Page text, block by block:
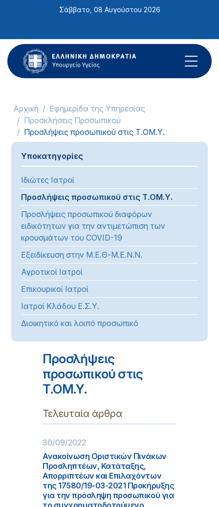
ιστότοπος
περιλαμβάνει
ένα
σύστημα
Σάββατο, 08 Αυγούστου 2026
Αρχική
Εφημερίδα της Υπηρεσίας
Προσκλήσεις Προσωπικού
Προσλήψεις προσωπικού στις Τ.ΟΜ.Υ.
Υποκατηγορίες
Ιδιώτες Ιατροί
Προσλήψεις προσωπικού στις Τ.ΟΜ.Υ.
Προσλήψεις προσωπικού διαφόρων
ειδικότητων για την αντιμετώπιση των
κρουσμάτων του COVID-19
Εξειδίκευση στην Μ.Ε.Θ-Μ.Ε.Ν.Ν.
Αγροτικοί Ιατροί
Επικουρικοί Ιατροί
Ιατροί Κλάδου Ε.Σ.Υ.
Διοικητικό και λοιπό προσωπικό
Προσλήψεις
προσωπικού στις
Τ.ΟΜ.Υ.
Τελευταία άρθρα
30/09/2022
Ανακοίνωση Οριστικών Πινάκων
Προσληπτέων, Κατάταξης,
Απορριπτέων και Επιλαχόντων
της 17580/19-03-2021 Προκήρυξης
για την πρόσληψη προσωπικού για
το συγχρηματοδοτούμενο